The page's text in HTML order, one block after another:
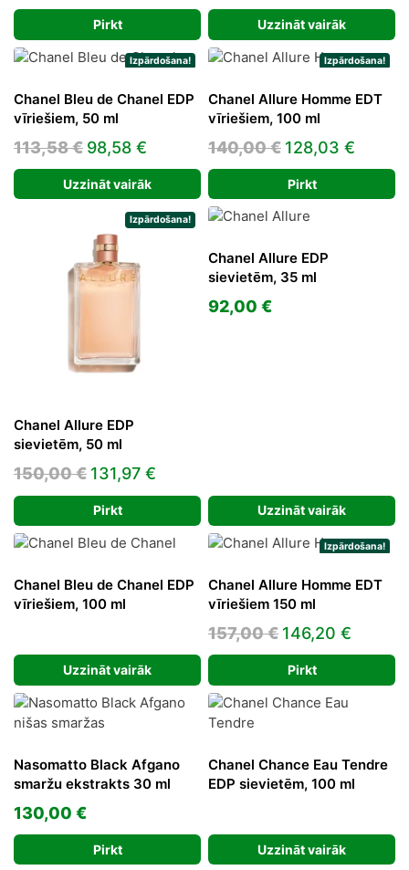
price
was:
35,00 €.
price
is:
32,03 €.
Pirkt Uzzināt vairāk
Izpārdošana!
Chanel Bleu de Chanel EDP
vīriešiem, 50 ml
113,58€ Original
price
was:
113,58 €.
98,58 € Current
price
is:
98,58 €.
Uzzināt vairāk
Izpārdošana!
Chanel Allure Homme EDT
vīriešiem, 100 ml
140,00€ Original
price
was:
140,00 €.
128,03 €
price
is:
Pirkt
Izpārdošana!
Chanel Allure EDP
sievietēm, 50 ml
150,00€ Original
price
was:
150,00 €.
131,97 €
price
is:
131,97 €.
Pirkt
Chanel Allure EDP
sievietēm, 35 ml
92,00 €
Uzzināt vairāk
Chanel Bleu de Chanel EDP
vīriešiem, 100 ml
Uzzināt vairāk
Izpārdošana!
Chanel Allure Homme EDT
vīriešiem 150 ml
157,00€ Original
price
was:
157,00 €.
146,20 €
price
is:
Pirkt
Nasomatto Black Afgano
smaržu ekstrakts 30 ml
130,00 €
Pirkt
Chanel Chance Eau Tendre
EDP sievietēm, 100 ml
Uzzināt vairāk